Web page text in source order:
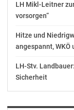
Gefällt mir:
Ähnliche Beiträge
LH Mikl-Leitner
vorsorgen“
Hitze und
angespannt,
LH-Stv.
Sicherheit